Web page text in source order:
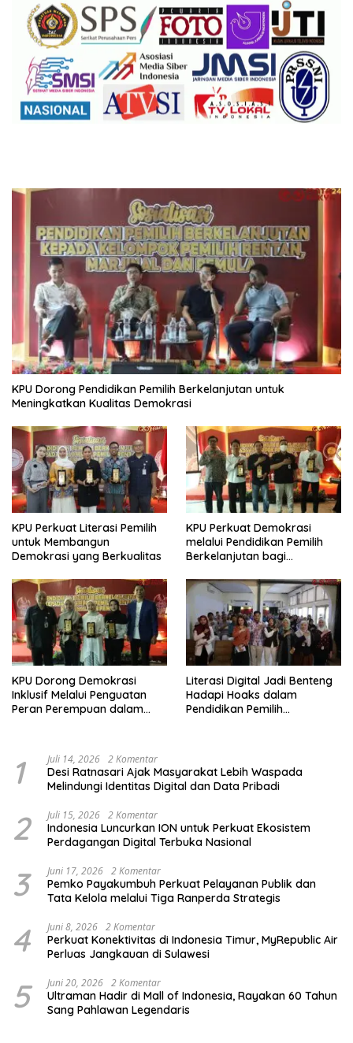
KPU Dorong Pendidikan Pemilih Berkelanjutan untuk
Meningkatkan Kualitas Demokrasi
KPU Perkuat Literasi Pemilih
untuk Membangun
Demokrasi yang Berkualitas
KPU Perkuat Demokrasi
melalui Pendidikan Pemilih
Berkelanjutan bagi
dan Pemula
KPU Dorong Demokrasi
Inklusif Melalui Penguatan
Peran Perempuan dalam
Literasi Digital Jadi Benteng
Hadapi Hoaks dalam
Pendidikan Pemilih
1 Juli 14, 2026 2 Komentar
Desi Ratnasari Ajak Masyarakat Lebih Waspada
Melindungi Identitas Digital dan Data Pribadi
2 Juli 15, 2026 2 Komentar
Indonesia Luncurkan ION untuk Perkuat Ekosistem
Perdagangan Digital Terbuka Nasional
3 Juni 17, 2026 2 Komentar
Pemko Payakumbuh Perkuat Pelayanan Publik dan
Tata Kelola melalui Tiga Ranperda Strategis
4 Juni 8, 2026 2 Komentar
Perkuat Konektivitas di Indonesia Timur, MyRepublic Air
Perluas Jangkauan di Sulawesi
5 Juni 20, 2026 2 Komentar
Ultraman Hadir di Mall of Indonesia, Rayakan 60 Tahun
Sang Pahlawan Legendaris